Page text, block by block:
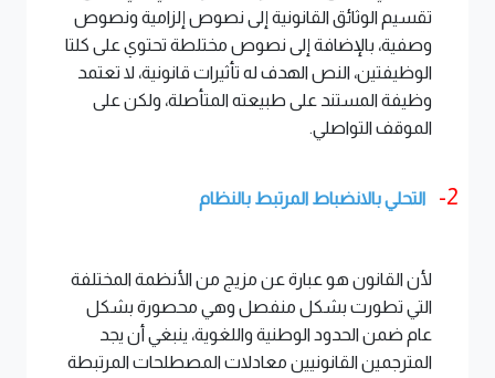
تقسيم الوثائق القانونية إلى نصوص إلزامية ونصوص
وصفية، بالإضافة إلى نصوص مختلطة تحتوي على كلتا
الوظيفتين، النص الهدف له تأثيرات قانونية، لا تعتمد
وظيفة المستند على طبيعته المتأصلة، ولكن على
الموقف التواصلي.
2- التحلي بالانضباط المرتبط بالنظام
لأن القانون هو عبارة عن مزيج من الأنظمة المختلفة
التي تطورت بشكل منفصل وهي محصورة بشكل
عام ضمن الحدود الوطنية واللغوية، ينبغي أن يجد
المترجمين القانونيين معادلات المصطلحات المرتبطة